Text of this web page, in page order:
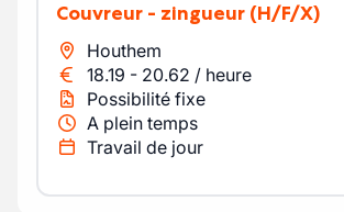
Couvreur - zingueur (H/F/X)
Houthem
18.19 - 20.62 / heure
Possibilité fixe
A plein temps
Travail de jour